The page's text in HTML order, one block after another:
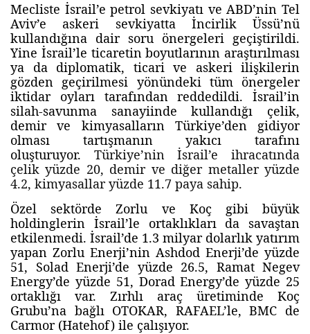
Mecliste İsrail’e petrol sevkiyatı ve ABD’nin Tel
Aviv’e askeri sevkiyatta İncirlik Üssü’nü
kullandığına dair soru önergeleri geçiştirildi.
Yine İsrail’le ticaretin boyutlarının araştırılması
ya da diplomatik, ticari ve askeri ilişkilerin
gözden geçirilmesi yönündeki tüm önergeler
iktidar oyları tarafından reddedildi. İsrail’in
silah-savunma sanayiinde kullandığı çelik,
demir ve kimyasalların Türkiye’den gidiyor
olması tartışmanın yakıcı tarafını
oluşturuyor. Türkiye’nin İsrail’e ihracatında
çelik yüzde 20, demir ve diğer metaller yüzde
4.2, kimyasallar yüzde 11.7 paya sahip.
Özel sektörde Zorlu ve Koç gibi büyük
holdinglerin İsrail’le ortaklıkları da savaştan
etkilenmedi. İsrail’de 1.3 milyar dolarlık yatırım
yapan Zorlu Enerji’nin Ashdod Enerji’de yüzde
51, Solad Enerji’de yüzde 26.5, Ramat Negev
Energy’de yüzde 51, Dorad Energy’de yüzde 25
ortaklığı var. Zırhlı araç üretiminde Koç
Grubu’na bağlı OTOKAR, RAFAEL’le, BMC de
Carmor (Hatehof) ile çalışıyor.